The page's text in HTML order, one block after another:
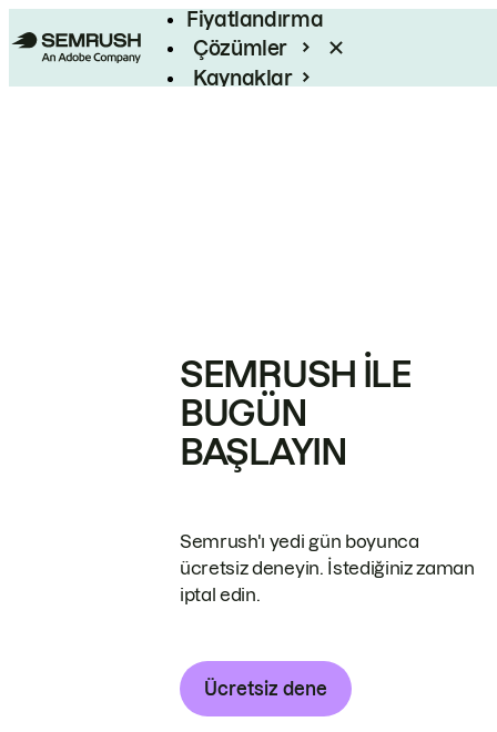
Fiyatlandırma
Çözümler
Kaynaklar
SEMRUSH ILE
BUGÜN
BAŞLAYIN
Semrush'ı yedi gün boyunca
ücretsiz deneyin. İstediğiniz zaman
iptal edin.
Ücretsiz dene